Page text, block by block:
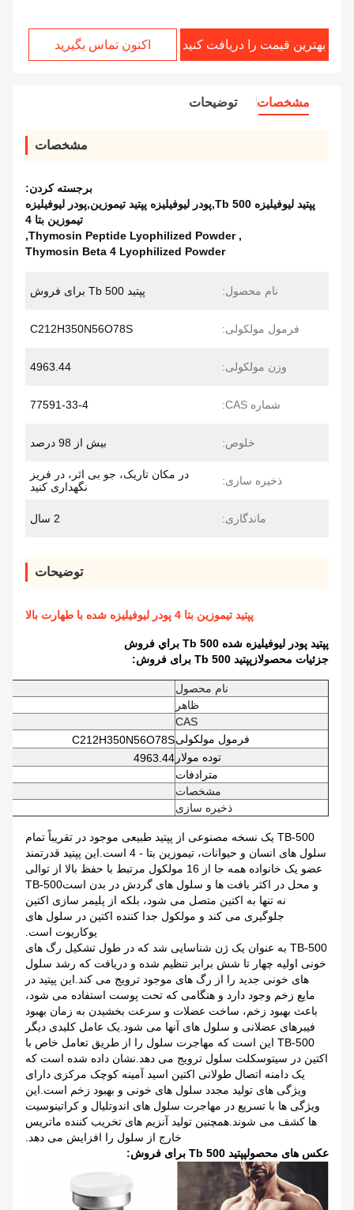
بهترین قیمت را دریافت کنید اکنون تماس بگیرید
مشخصات توضیحات
مشخصات
برجسته کردن:
پپتید لیوفیلیزه Tb 500,پودر لیوفیلیزه پپتید تیموزین,پودر لیوفیلیزه
تیموزین بتا 4
,
Thymosin Peptide Lyophilized Powder
,
Thymosin Beta 4 Lyophilized Powder
نام محصول: پپتید Tb 500 برای فروش
فرمول مولکولی: C212H350N56O78S
وزن مولکولی: 4963.44
شماره CAS: 77591-33-4
خلوص: بیش از 98 درصد
ذخیره سازی:
در مکان تاریک، جو بی اثر، در فریز
نگهداری کنید
ماندگاری: 2 سال
توضیحات
پپتید تیموزین بتا 4 پودر لیوفیلیزه شده با طهارت بالا
پپتيد پودر ليوفيليزه شده Tb 500 براي فروش
جزئیات محصولاز پپتید Tb 500 برای فروش :
نام محصول
ظاهر
CAS
فرمول مولکولیC212H350N56O78S
توده مولار 4963.44
مترادفات
مشخصات
ذخیره سازی
TB-500 یک نسخه مصنوعی از پپتید طبیعی موجود در تقریباً تمام
سلول های انسان و حیوانات، تیموزین بتا - 4 است.این پپتید قدرتمند
عضو یک خانواده همه جا از 16 مولکول مرتبط با حفظ بالا از توالی
و محل در اکثر بافت ها و سلول های گردش در بدن استTB-500
نه تنها به اکتین متصل می شود، بلکه از پلیمر سازی اکتین
جلوگیری می کند و مولکول جدا کننده اکتین در سلول های
یوکاریوت است.
TB-500 به عنوان یک ژن شناسایی شد که در طول تشکیل رگ های
خونی اولیه چهار تا شش برابر تنظیم شده و دریافت که رشد سلول
های خونی جدید را از رگ های موجود ترویج می کند.این پپتید در
مایع زخم وجود دارد و هنگامی که تحت پوست استفاده می شود،
باعث بهبود زخم، ساخت عضلات و سرعت بخشیدن به زمان بهبود
فیبرهای عضلانی و سلول های آنها می شود.یک عامل کلیدی دیگر
TB-500 این است که مهاجرت سلول را از طریق تعامل خاص با
اکتین در سیتوسکلت سلول ترویج می دهد.نشان داده شده است که
یک دامنه اتصال طولانی اکتین اسید آمینه کوچک مرکزی دارای
ویژگی های تولید مجدد سلول های خونی و بهبود زخم است.این
ویژگی ها با تسریع در مهاجرت سلول های اندوتلیال و کراتینوسیت
ها کشف می شوند.همچنین تولید آنزیم های تخریب کننده ماتریس
خارج از سلول را افزایش می دهد.
عکس های محصولپپتید Tb 500 برای فروش: